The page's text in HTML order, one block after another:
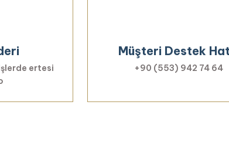
ertesi
Müşteri Destek
+90 (553) 942 74 64